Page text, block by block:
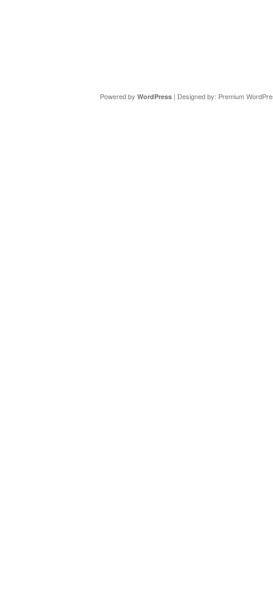
Powered by WordPress| Designed by: Premium